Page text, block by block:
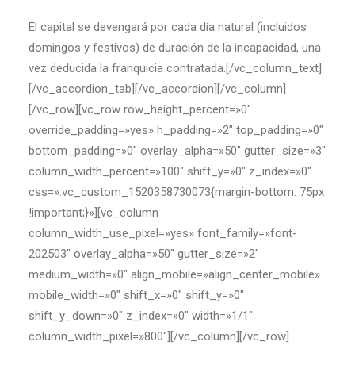
El capital se devengará por cada día natural (incluidos
domingos y festivos) de duración de la incapacidad, una
vez deducida la franquicia contratada.[/vc_column_text]
[/vc_accordion_tab][/vc_accordion][/vc_column]
[/vc_row][vc_row row_height_percent=»0″
override_padding=»yes» h_padding=»2″ top_padding=»0″
bottom_padding=»0″ overlay_alpha=»50″ gutter_size=»3″
column_width_percent=»100″ shift_y=»0″ z_index=»0″
css=».vc_custom_1520358730073{margin-bottom: 75px
!important;}»][vc_column
column_width_use_pixel=»yes» font_family=»font-
202503″ overlay_alpha=»50″ gutter_size=»2″
medium_width=»0″ align_mobile=»align_center_mobile»
mobile_width=»0″ shift_x=»0″ shift_y=»0″
shift_y_down=»0″ z_index=»0″ width=»1/1″
column_width_pixel=»800″][/vc_column][/vc_row]